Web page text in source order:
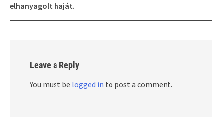
elhanyagolt haját.
Leave a Reply
You must be logged in to post a comment.